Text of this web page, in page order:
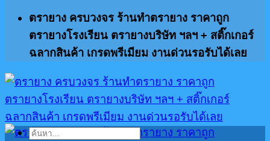
ตรายาง ครบวงจร ร้านทำตรายาง ราคาถูก
ตรายางโรงเรียน ตรายางบริษัท ฯลฯ + สติ๊กเกอร์
ฉลากสินค้า เกรดพรีเมียม งานด่วนรอรับได้เลย
ค้นหา: